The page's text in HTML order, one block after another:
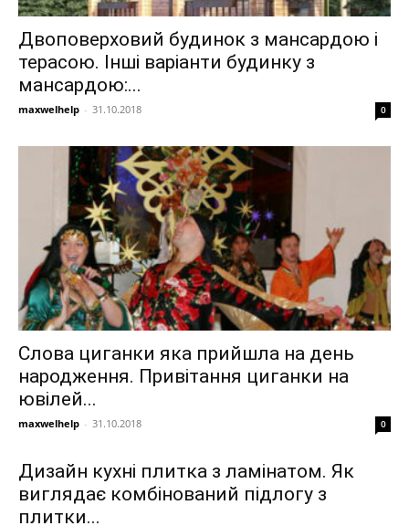
Двоповерховий будинок з мансардою і
терасою. Інші варіанти будинку з
мансардою:...
maxwelhelp - 31.10.2018 0
Слова циганки яка прийшла на день
народження. Привітання циганки на
ювілей...
maxwelhelp - 31.10.2018 0
Дизайн кухні плитка з ламінатом. Як
виглядає комбінований підлогу з
плитки...